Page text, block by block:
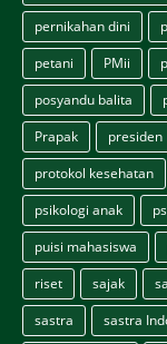
pernikahan dini
petani
PMii
posyandu balita
Prapak
presiden
protokol kesehatan
psikologi anak
puisi mahasiswa
riset
sajak
sastra
sastra